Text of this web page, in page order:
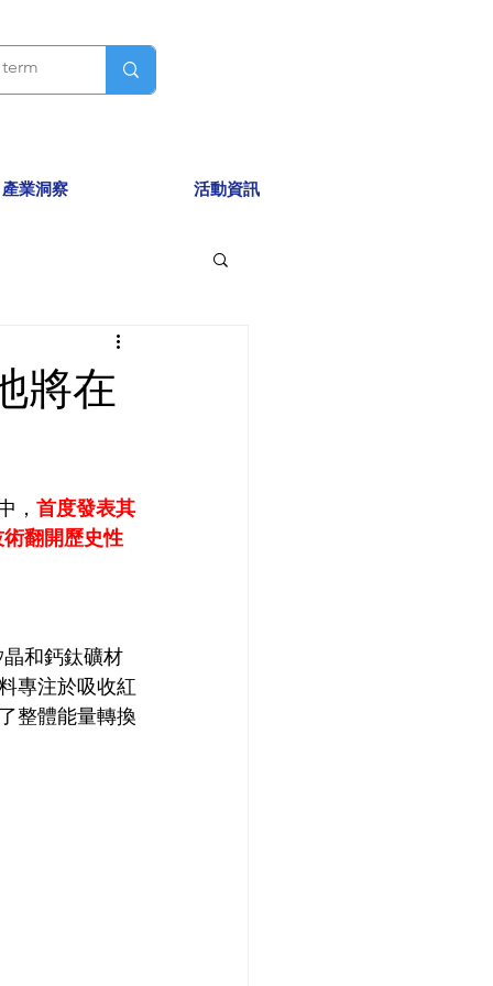
產業洞察 活動資訊
將在
， 首度發表其
翻開歷史性
和鈣鈦礦材
專注於吸收紅
整體能量轉換